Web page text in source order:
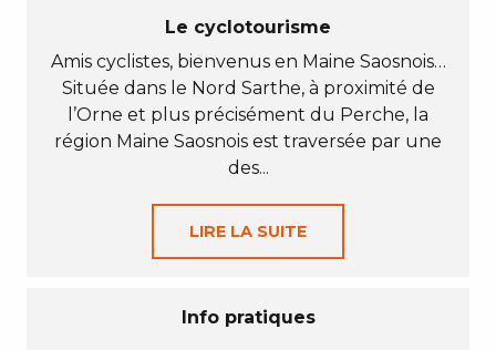
Le cyclotourisme
Amis cyclistes, bienvenus en Maine Saosnois…
Située dans le Nord Sarthe, à proximité de
l’Orne et plus précisément du Perche, la
région Maine Saosnois est traversée par une
des...
LIRE LA SUITE
Info pratiques